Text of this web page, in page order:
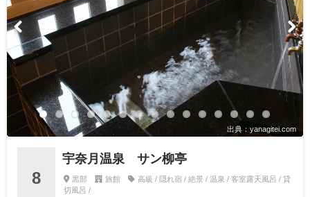
出典：yanagitei.com
8
宇奈月温泉 サン柳亭
黒部 旅館
高級 / 隠れ宿 / 絶景 / 温泉 / 客室露天風呂 / 貸
切風呂 /